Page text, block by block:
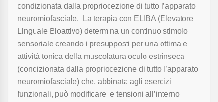
condizionata dalla propriocezione di tutto l’apparato
neuromiofasciale. La terapia con ELIBA (Elevatore
Linguale Bioattivo) determina un continuo stimolo
sensoriale creando i presupposti per una ottimale
attività tonica della muscolatura oculo estrinseca
(condizionata dalla propriocezione di tutto l’apparato
neuromiofasciale) che, abbinata agli esercizi
funzionali, può modificare le tensioni all’interno